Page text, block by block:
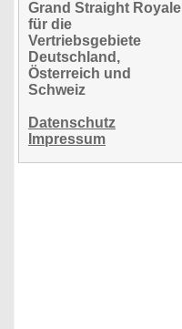
Grand Straight Royale
für die
Vertriebsgebiete
Deutschland,
Österreich und
Schweiz
Datenschutz
Impressum